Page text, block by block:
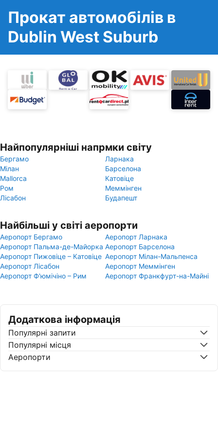
Прокат автомобілів в
Dublin West Suburb
Найпопулярніші напрмки світу
Бергамо
Ларнака
Мілан
Барселона
Mallorca
Катовіце
Ром
Меммінген
Лісабон
Будапешт
Найбільші у світі аеропорти
Аеропорт Бергамо
Аеропорт Ларнака
Аеропорт Пальма-де-Майорка Аеропорт Барселона
Аеропорт Пижовіце – Катовіце Аеропорт Мілан-Мальпенса
Аеропорт Лісабон
Аеропорт Меммінген
Аеропорт Ф'юмічіно – Рим
Аеропорт Франкфурт-на-Майні
Додаткова інформація
Популярні запити
Популярні місця
Аеропорти